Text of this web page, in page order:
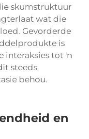
skumstruktuur
wat die
Gevorderde
is
interaksies tot 'n
steeds
behou.
en